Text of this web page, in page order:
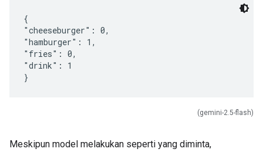
{
"cheeseburger": 0,
"hamburger": 1,
"fries": 0,
"drink": 1
(gemini-2.5-flash)
Meskipun model melakukan seperti yang diminta,